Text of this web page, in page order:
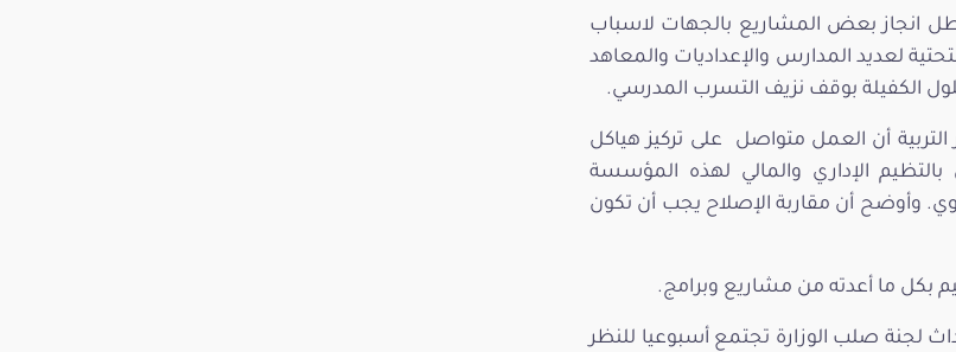
انجاز بعض المشاريع بالجهات لاسباب
لعديد المدارس والإعداديات والمعاهد
الكفيلة بوقف نزيف التسرب المدرسي.
أن العمل متواصل على تركيز هياكل
بالتظيم الإداري والمالي لهذه المؤسسة
وأوضح أن مقاربة الإصلاح يجب أن تكون
بكل ما أعدته من مشاريع وبرامج.
لجنة صلب الوزارة تجتمع أسبوعيا للنظر